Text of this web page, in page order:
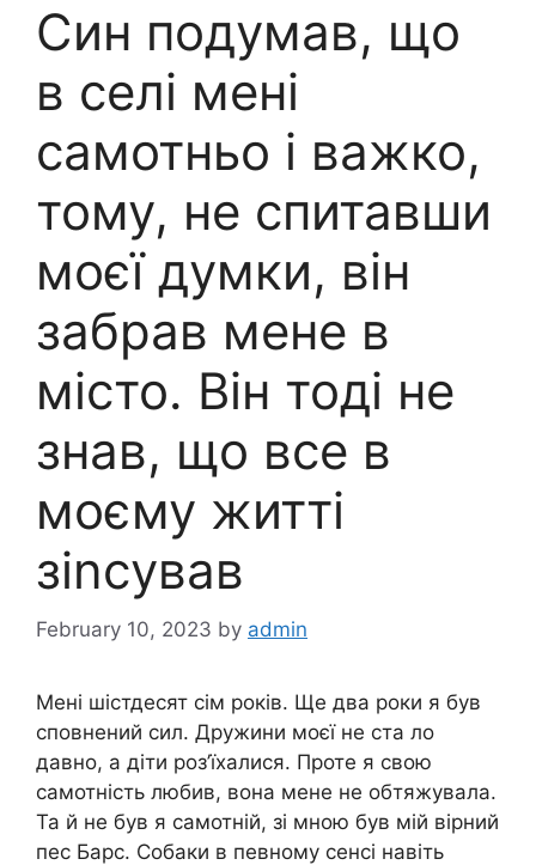
Син подумав, що
в селі мені
самотньо і важко,
тому, не спитавши
моєї думки, він
забрав мене в
місто. Він тоді не
знав, що все в
моєму житті
зіnсував
February 10, 2023 by admin
Мені шістдесят сім років. Ще два роки я був
сповнений сил. Дружини моєї не ста ло
давно, а діти роз’їхалися. Проте я свою
самотність любив, вона мене не обтяжувала.
Та й не був я самотній, зі мною був мій вірний
пес Барс. Собаки в певному сенсі навіть